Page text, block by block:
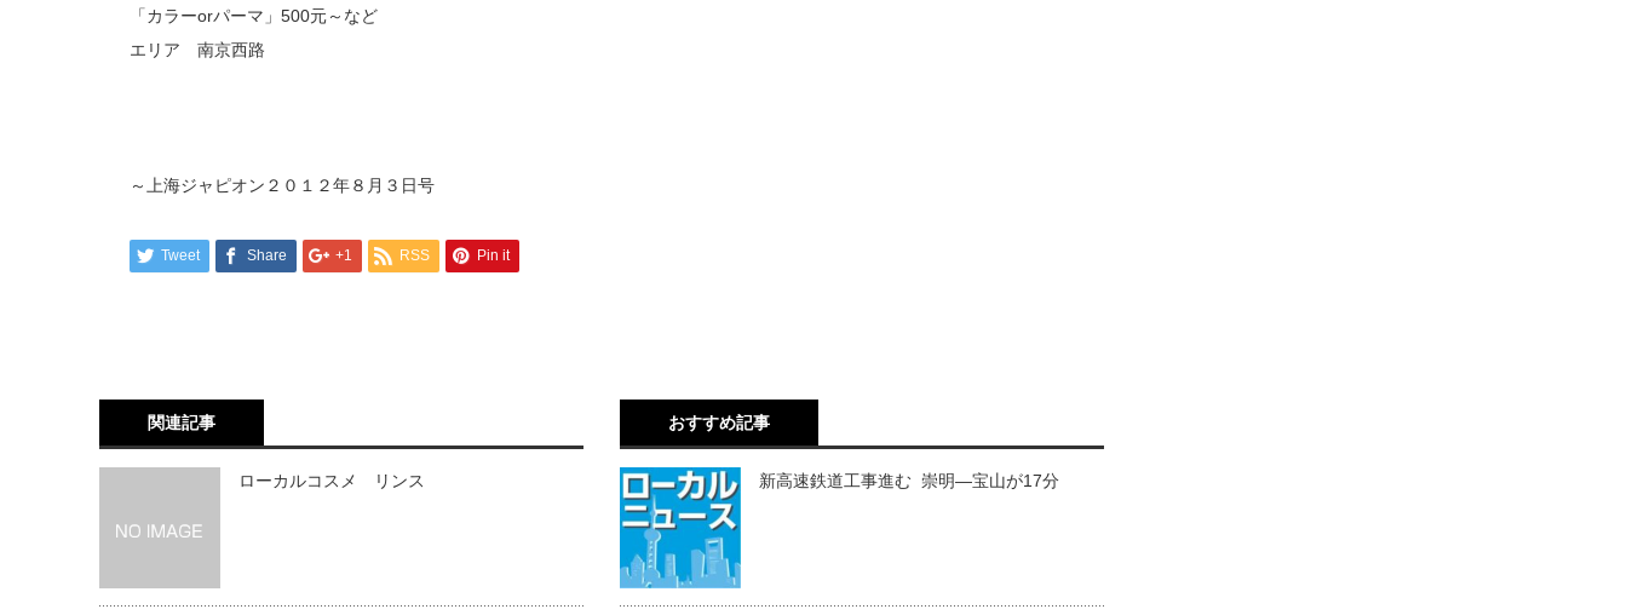
「カラーorパーマ」500元～など
エリア 南京西路
～上海ジャピオン２０１２年８月３日号
Tweet Share +1 RSS Pin it
関連記事
ローカルコスメ リンス
おすすめ記事
新高速鉄道工事進む 崇明―宝山が17分